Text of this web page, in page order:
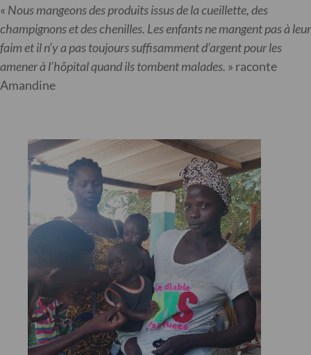
« Nous mangeons des produits issus de la cueillette, des
champignons et des chenilles. Les enfants ne mangent pas à leur
faim et il n’y a pas toujours suffisamment d’argent pour les
amener à l’hôpital quand ils tombent malades. » raconte
Amandine